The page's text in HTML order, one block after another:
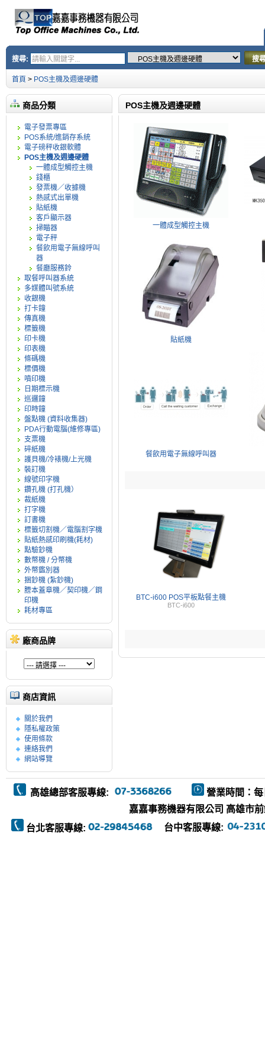
搜尋: 搜
首頁 > POS主機及週邊硬體
商品分類
電子發票專區
POS系統/進銷存系統
電子磅秤收銀軟體
POS主機及週邊硬體
一體成型觸控主機
錢櫃
發票機／收據機
熱感式出單機
貼紙機
客戶顯示器
掃瞄器
電子秤
餐飲用電子無線呼叫
器
餐廳服務鈴
取餐呼叫器系統
多媒體叫號系統
收銀機
打卡鐘
傳真機
標籤機
印卡機
印表機
條碼機
標價機
噴印機
日期標示機
巡邏鐘
印時鐘
盤點機 (資料收集器)
PDA行動電腦(維修專區)
支票機
碎紙機
護貝機/冷裱機/上光機
裝訂機
線號印字機
鑽孔機 (打孔機）
裁紙機
打字機
訂書機
標籤切割機／電腦割字機
貼紙熱感印刷機(耗材)
點驗鈔機
數幣機 / 分幣機
外幣鑑別器
捆鈔機 (紮鈔機)
謄本蓋章機／契印機／鋼
印機
耗材專區
廠商品牌
商店資訊
關於我們
隱私權政策
使用條款
連絡我們
網站導覽
POS主機及週邊硬體
一體成型觸控主機
貼紙機
餐飲用電子無線呼叫器
BTC-i600 POS平板點餐主機
BTC-i600
高雄總部客服專線:
營業時間：每
嘉嘉事務機器有限公司 高雄市
台北客服專線:
台中客服專線: